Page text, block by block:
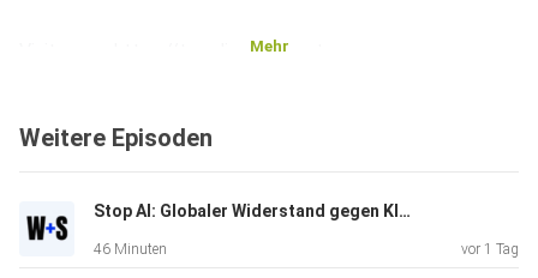
Visit us on: https://trendingtopics.at
Follow us on Facebook:
Follow us on Instagram:
Mehr
Weitere Episoden
Stop AI: Globaler Widerstand gegen KI-Infrastruktur | Wasner + Steinschaden #16
46 Minuten vor 1 Tag